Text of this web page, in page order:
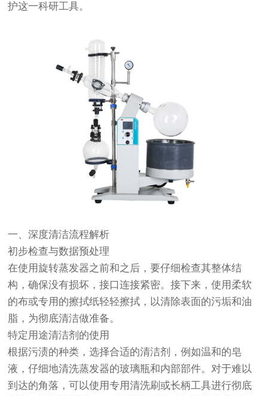
护这一科研工具。
一、深度清洁流程解析
初步检查与数据预处理
在使用旋转蒸发器之前和之后，要仔细检查其整体结
构，确保没有损坏，接口连接紧密。接下来，使用柔软
的布或专用的擦拭纸轻轻擦拭，以清除表面的污垢和油
脂，为彻底清洁做准备。
特定用途清洁剂的使用
根据污渍的种类，选择合适的清洁剂，例如温和的皂
液，仔细地清洗蒸发器的玻璃瓶和内部部件。对于难以
到达的角落，可以使用专用清洗刷或长柄工具进行彻底